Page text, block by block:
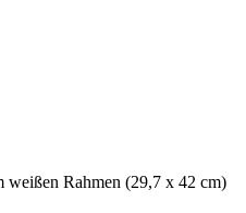
weißen Rahmen (29,7 x 42 cm)